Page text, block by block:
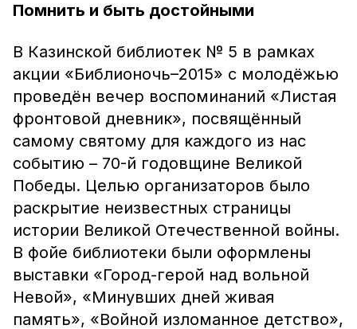
Помнить и быть достойными
В Казинской библиотек № 5 в рамках
акции «Библионочь–2015» с молодёжью
проведён вечер воспоминаний «Листая
фронтовой дневник», посвящённый
самому святому для каждого из нас
событию – 70-й годовщине Великой
Победы. Целью организаторов было
раскрытие неизвестных страницы
истории Великой Отечественной войны.
В фойе библиотеки были оформлены
выставки «Город-герой над вольной
Невой», «Минувших дней живая
память», «Войной изломанное детство»,